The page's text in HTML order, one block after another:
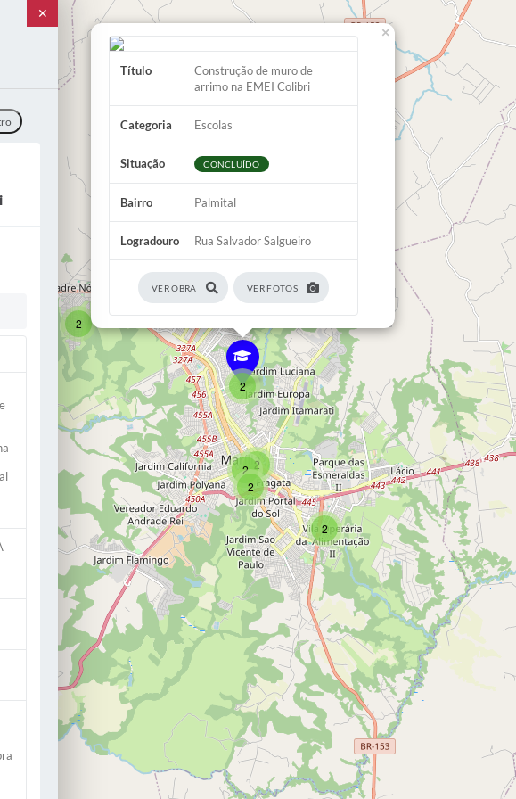
2
2
2
2
2
2
2
2
2
Título
Construção de muro de
arrimo na EMEI Colibri
Categoria Escolas
Situação CONCLUÍDO
Bairro Palmital
Logradouro Rua Salvador Salgueiro
VER OBRA VER FOTOS
×
✕